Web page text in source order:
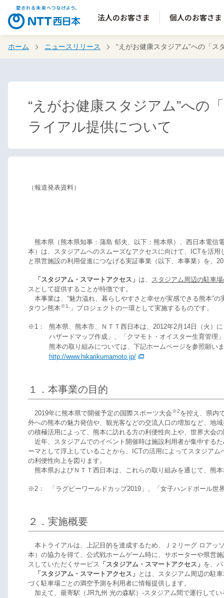
法人のお客さま 個人のお客さま
ホーム ニュースリリース “えがお健康スタジアム”への「
“えがお健康スタジアム”への
ライアル提供について
（報道発表資料）
熊本県（熊本県知事：蒲島 郁夫、以下：熊本県）、西日本電信
本）は、スタジアムへのスムーズなアクセスに向けて、ICTを活用
と県営施設の利用促進につなげる実証事業（以下、本事業）を、
「スタジアム・スマートアクセス」 は、 スタジアム周辺の駐車
スとして提供することが特徴です。
本事業は、“魅力溢れ、暮らしやすさと幸せが実感できる熊本”
タウン熊本※1. 」プロジェクトの一環として実施するものです。
※1：
熊本県、熊本市、ＮＴＴ西日本は、2012年2月14日（火）
ハザードマップ作成」、「クマモト・オイスター生育管理
熊本の取り組みについては、下記ホームページを参照願い
http://www.hikarikumamoto.jp/
１．本事業の目的
2019年に熊本県で開催予定の国際スポーツ大会※2を控え、県内
外への熊本の魅力発信や、観光客などの交流人口の増加など、地
の積極活用によって、熊本に訪れる方の利便性向上や、世界大会
近年、スタジアムでのイベント開催時は施設利用者が集中する
ーマとして浮上していることから、ICTの活用によってスタジア
の利便性向上を図ります。
熊本県およびＮＴＴ西日本は、これらの取り組みを通じて、熊
※2： 「ラグビーワールドカップ2019」、「女子ハンドボール世
２．実施概要
本トライアルは、上記目的を達成するため、Ｊ２リーグ ロアッ
本）の協力を得て、公式戦ホームゲーム時に、サポーターや県営
スしていただくサービス 「スタジアム・スマートアクセス」 を、
「スタジアム・スマートアクセス」 とは、スタジアム周辺の駐
づく駐車場ごとの満空予測を利用者に情報提供します。
加えて、最寄駅（JR九州 光の森駅）-スタジアム間で運行して